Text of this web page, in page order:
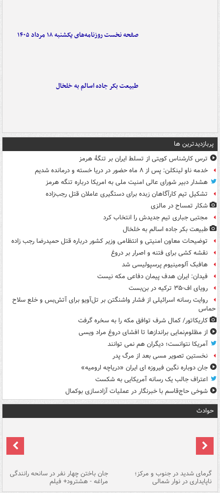
صفحه نخست روزنامه‌های یکشنبه ۱۸ مرداد ۱۴۰۵
طبیعت بکر جاده اسالم به خلخال
پربازدیدترین ها
ترس کارشناس کویتی از تسلط ایران بر تنگۀ هرمز
خدمه ناو لینکلن: پس از ۸ ماه حضور در دریا خسته و درمانده‌ شدیم
هشدار دبیر شورای عالی امنیت ملی به امریکا درباره تنگه هرمز
تشکیل تیم کارآگاهان زبده برای دستگیری عاملان قتل رجب‌زاده
شکار تمساح در مالزی
مجتبی جباری تیم جدیدش را انتخاب کرد
طبیعت بکر جاده اسالم به خلخال
توضیحات معاون امنیتی و انتظامی وزیر کشور درباره قتل حمیدرضا رجب زاده
نقشه کشی برای فتنه و اصرار بر دروغ
هافبک آلومینیوم پرسپولیسی شد
فیدان: ایران هدف پیمان دفاعی مکه نیست
رویای اف-۳۵ ترکیه در بن‌بست
روایت رسانه اسرائیلی از فشار واشنگتن بر تل‌آویو برای آتش‌بس و خلع سلاح
حماس
کاریکاتور/ کمال شرف توافق مکه را به سخره گرفت
از مظلوم‌نمایی براندازها تا افشای دروغ مراد ویسی
آمریکا نتوانست؛ دیگران هم نمی توانند
نخستین تصویر مسی بعد از مرگ پدر
جان دوباره نگین فیروزه ای ایران «دریاچه ارومیه»
اعتراف جالب یک رسانه آمریکایی به شکست
شوخی حاج‌قاسم با خبرنگار در عملیات آزادسازی بوکمال
حوادث
گرمای شدید در جنوب و مرکز؛
ناپایداری در نوار شمالی
جان باختن چهار نفر در سانحه رانندگی
مراغه - هشترود+ فیلم